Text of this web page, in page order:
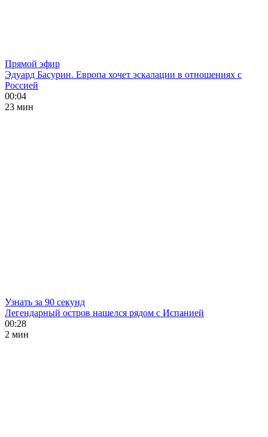
Прямой эфир
Эдуард Басурин. Европа хочет эскалации в отношениях с
Россией
00:04
23 мин
Узнать за 90 секунд
Легендарный остров нашелся рядом с Испанией
00:28
2 мин